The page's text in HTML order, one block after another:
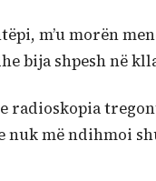
m’u morën
bija shpesh në
radioskopia
më ndihmoi